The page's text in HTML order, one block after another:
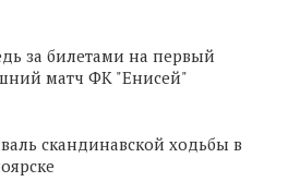
за билетами на первый
матч ФК "Енисей"
скандинавской ходьбы в